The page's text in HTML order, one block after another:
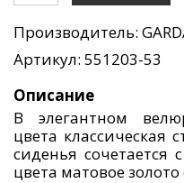
Производитель:
Артикул: 551203-53
Описание
В элегантном
цвета классическая
сиденья сочетается
цвета матовое